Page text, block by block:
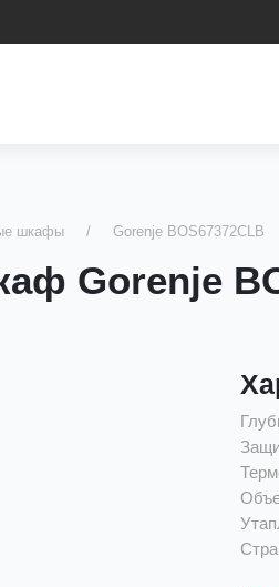
шкафы Gorenje BOS67372CLB
Gorenje